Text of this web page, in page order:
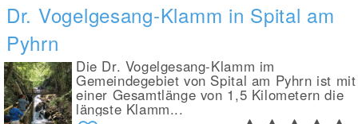
Dr. Vogelgesang-Klamm in Spital am
Pyhrn
Die Dr. Vogelgesang-Klamm im
Gemeindegebiet von Spital am Pyhrn ist mit
einer Gesamtlänge von 1,5 Kilometern die
längste Klamm...